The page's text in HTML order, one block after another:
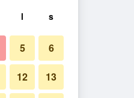
l s
5 6
12 13